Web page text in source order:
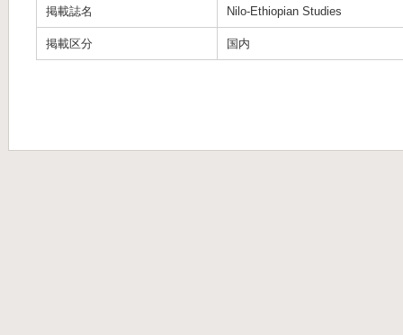
掲載誌名 Nilo-Ethiopian Studies
掲載区分 国内